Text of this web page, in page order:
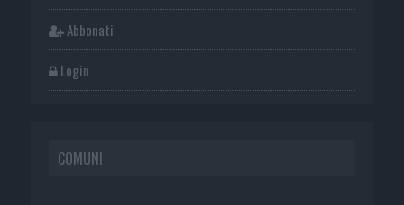
Abbonati
Login
COMUNI